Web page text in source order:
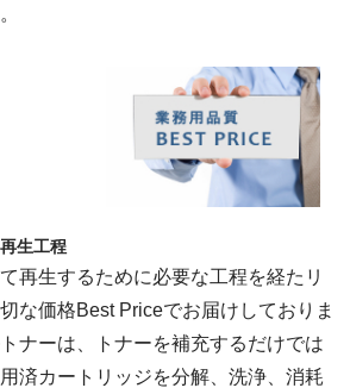
生工程
再生するために必要な工程を経たリ
な価格Best Priceでお届けしておりま
ナーは、トナーを補充するだけでは
済カートリッジを分解、洗浄、消耗